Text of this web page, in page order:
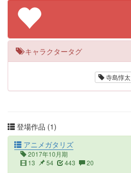
キャラクタータグ
寺島惇太
登場作品 (1)
アニメガタリズ
2017年10月期
13
54 443 20